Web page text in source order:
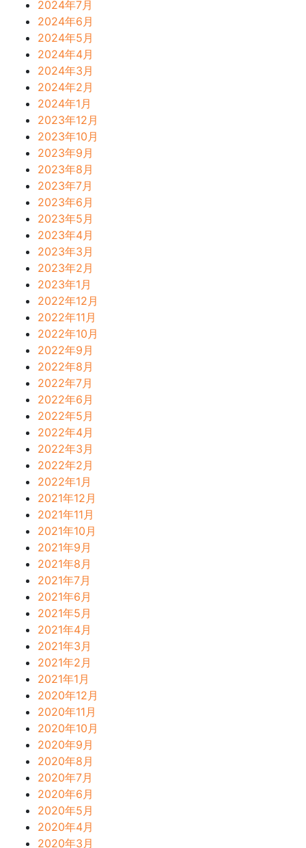
2024年7月
2024年6月
2024年5月
2024年4月
2024年3月
2024年2月
2024年1月
2023年12月
2023年10月
2023年9月
2023年8月
2023年7月
2023年6月
2023年5月
2023年4月
2023年3月
2023年2月
2023年1月
2022年12月
2022年11月
2022年10月
2022年9月
2022年8月
2022年7月
2022年6月
2022年5月
2022年4月
2022年3月
2022年2月
2022年1月
2021年12月
2021年11月
2021年10月
2021年9月
2021年8月
2021年7月
2021年6月
2021年5月
2021年4月
2021年3月
2021年2月
2021年1月
2020年12月
2020年11月
2020年10月
2020年9月
2020年8月
2020年7月
2020年6月
2020年5月
2020年4月
2020年3月